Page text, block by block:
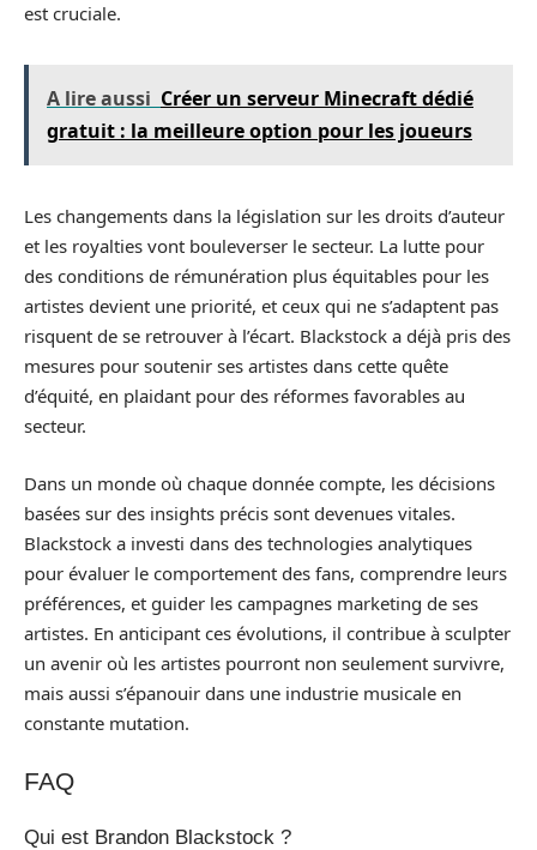
est cruciale.
A lire aussi Créer un serveur Minecraft dédié
gratuit : la meilleure option pour les joueurs
Les changements dans la législation sur les droits d’auteur
et les royalties vont bouleverser le secteur. La lutte pour
des conditions de rémunération plus équitables pour les
artistes devient une priorité, et ceux qui ne s’adaptent pas
risquent de se retrouver à l’écart. Blackstock a déjà pris des
mesures pour soutenir ses artistes dans cette quête
d’équité, en plaidant pour des réformes favorables au
secteur.
Dans un monde où chaque donnée compte, les décisions
basées sur des insights précis sont devenues vitales.
Blackstock a investi dans des technologies analytiques
pour évaluer le comportement des fans, comprendre leurs
préférences, et guider les campagnes marketing de ses
artistes. En anticipant ces évolutions, il contribue à sculpter
un avenir où les artistes pourront non seulement survivre,
mais aussi s’épanouir dans une industrie musicale en
constante mutation.
FAQ
Qui est Brandon Blackstock ?